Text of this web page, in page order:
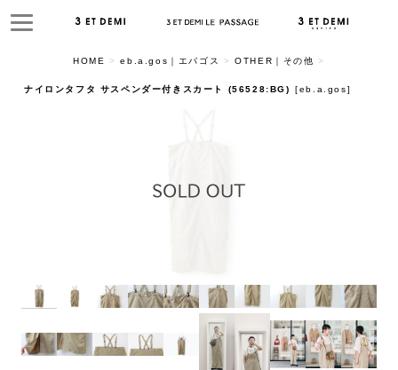
HOME > eb.a.gos｜エバゴス > OTHER｜その他 >
ナイロンタフタ サスペンダー付きスカート (56528:BG) [eb.a.gos]